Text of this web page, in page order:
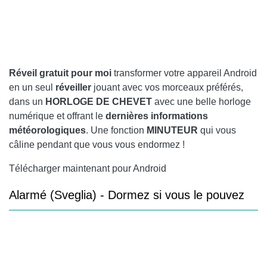
Réveil gratuit pour moi transformer votre appareil Android
en un seul réveiller jouant avec vos morceaux préférés,
dans un HORLOGE DE CHEVET avec une belle horloge
numérique et offrant le dernières informations
météorologiques. Une fonction MINUTEUR qui vous
câline pendant que vous vous endormez !
Télécharger maintenant pour Android
Alarmé (Sveglia) - Dormez si vous le pouvez